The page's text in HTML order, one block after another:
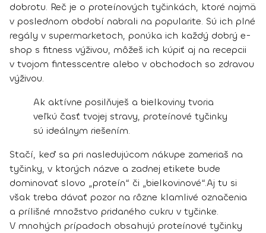
dobrotu. Reč je o proteínových tyčinkách, ktoré najmä
v poslednom období nabrali na popularite. Sú ich plné
regály v supermarketoch, ponúka ich každý dobrý e-
shop s fitness výživou, môžeš ich kúpiť aj na recepcii
v tvojom fintesscentre alebo v obchodoch so zdravou
výživou.
Ak aktívne posilňuješ a bielkoviny tvoria
veľkú časť tvojej stravy, proteínové tyčinky
sú ideálnym riešením.
Stačí, keď sa pri nasledujúcom nákupe zameriaš na
tyčinky, v ktorých názve a zadnej etikete bude
dominovať slovo „proteín“ či „bielkovinové“.Aj tu si
však treba dávať pozor na rôzne klamlivé označenia
a prílišné množstvo pridaného cukru v tyčinke.
V mnohých prípadoch obsahujú proteínové tyčinky